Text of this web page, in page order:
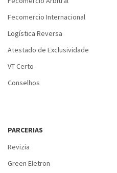
Fecomercio Internacional
Logística Reversa
Atestado de Exclusividade
VT Certo
Conselhos
PARCERIAS
Revizia
Green Eletron